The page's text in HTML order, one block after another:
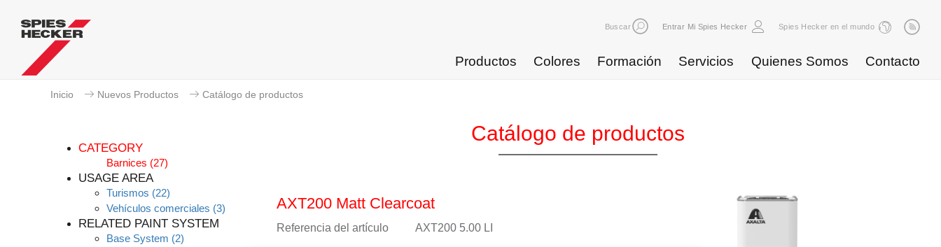
Buscar Entrar Mi Spies Hecker Spies Hecker en el mundo
Productos Colores Formación Servicios Quienes Somos Contacto
Inicio Nuevos Productos Catálogo de productos
CATEGORY
Barnices (27)
USAGE AREA
Turismos (22)
Vehículos comerciales (3)
RELATED PAINT SYSTEM
Base System (2)
Catálogo de productos
AXT200 Matt Clearcoat
Referencia del artículo AXT200 5.00 LI